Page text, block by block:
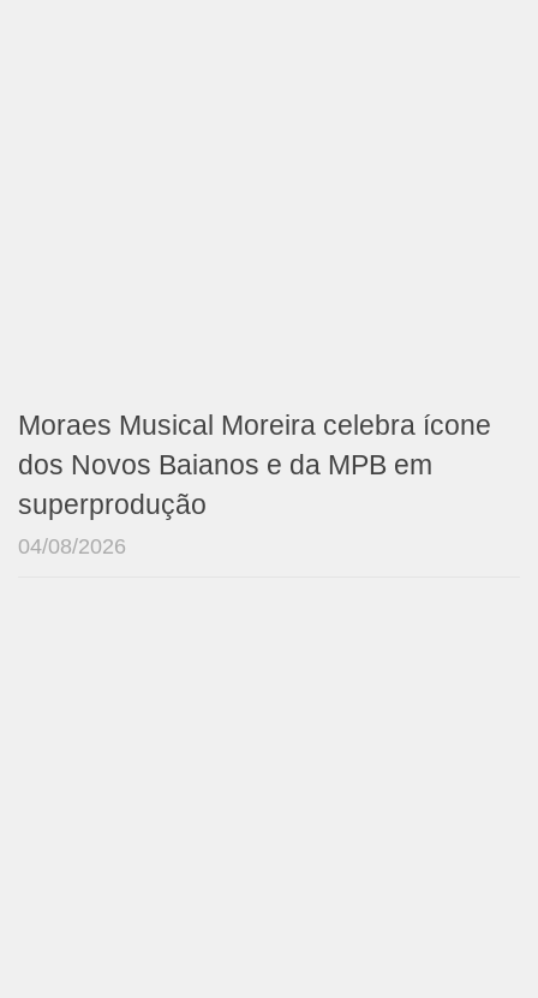
Moraes Musical Moreira celebra ícone
dos Novos Baianos e da MPB em
superprodução
04/08/2026